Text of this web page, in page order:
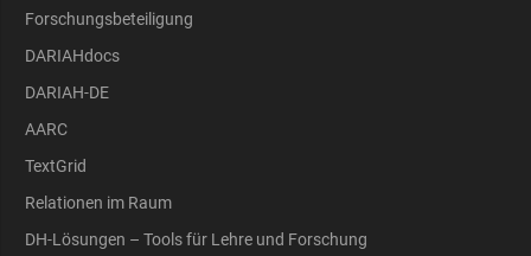
Forschungsbeteiligung
DARIAHdocs
DARIAH-DE
AARC
TextGrid
Relationen im Raum
DH-Lösungen – Tools für Lehre und Forschung